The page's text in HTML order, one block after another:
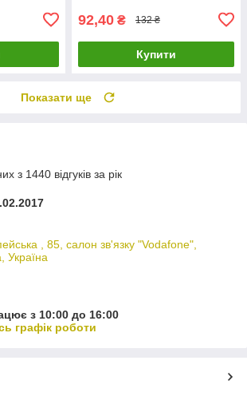
92,40 ₴ 132 ₴
Купити
Показати ще
з 1440 відгуків за рік
, 85, салон зв'язку "Vodafone",
Україна
з 10:00 до 16:00
графік роботи